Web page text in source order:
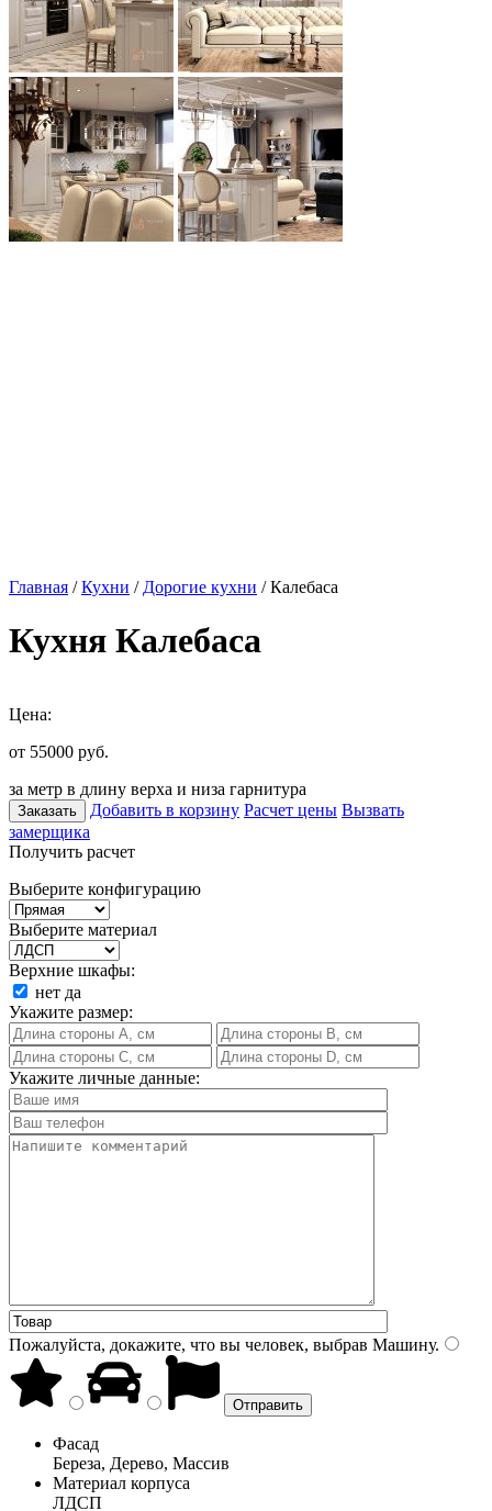
Главная /Кухни / Дорогие кухни / Калебаса
Кухня Калебаса
Цена:
от 55000 руб.
за метр в длину верха и низа гарнитура
Заказать Добавить в корзину Расчет цены Вызвать
замерщика
Получить расчет
Выберите конфигурацию
Выберите материал
Верхние шкафы:
нет да
Укажите размер:
Укажите личные данные:
Пожалуйста, докажите, что вы человек, выбрав Машину.
Фасад
Береза, Дерево, Массив
Материал корпуса
ЛДСП